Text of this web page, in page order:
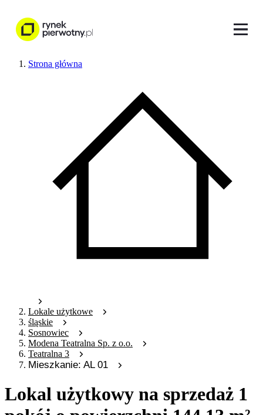
Strona główna
Lokale użytkowe
śląskie
Sosnowiec
Modena Teatralna Sp. z o.o.
Teatralna 3
Mieszkanie: AL 01
Lokal użytkowy na sprzedaż 1